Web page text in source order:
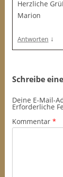
Herzliche
Marion
Antworten ↓
Schreibe
Deine E-Mail-
Erforderliche
Kommentar *